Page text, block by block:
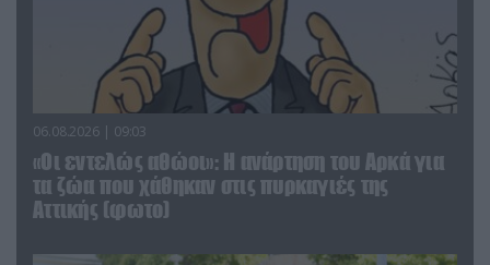
06.08.2026 | 09:03
«Οι εντελώς αθώοι»: Η ανάρτηση του Αρκά για
τα ζώα που χάθηκαν στις πυρκαγιές της
Αττικής (φωτο)